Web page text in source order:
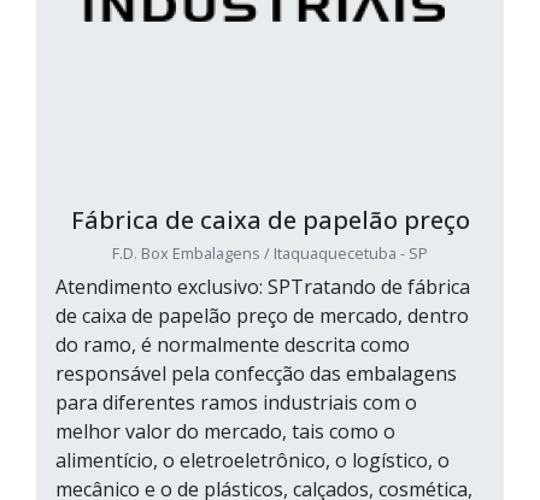
Fábrica de caixa de papelão preço
F.D. Box Embalagens / Itaquaquecetuba - SP
Atendimento exclusivo: SPTratando de fábrica
de caixa de papelão preço de mercado, dentro
do ramo, é normalmente descrita como
responsável pela confecção das embalagens
para diferentes ramos industriais com o
melhor valor do mercado, tais como o
alimentício, o eletroeletrônico, o logístico, o
mecânico e o de plásticos, calçados, cosmética,